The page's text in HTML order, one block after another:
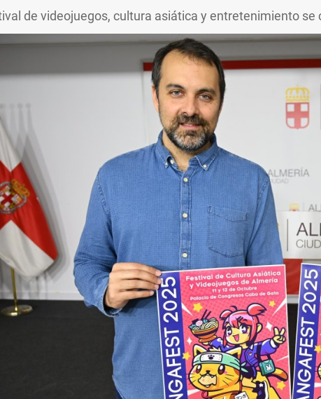
de videojuegos, cultura asiática y entretenimiento